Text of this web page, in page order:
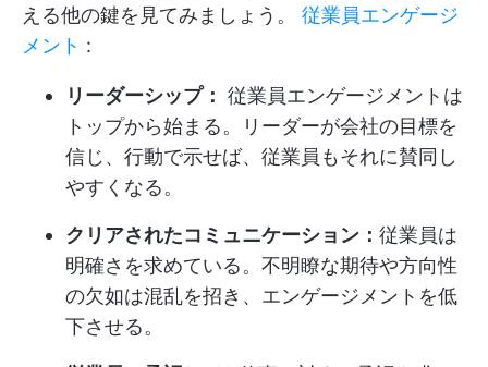
える他の鍵を見てみましょう。 従業員エンゲージ
メント :
リーダーシップ： 従業員エンゲージメントは
トップから始まる。リーダーが会社の目標を
信じ、行動で示せば、従業員もそれに賛同し
やすくなる。
クリアされたコミュニケーション： 従業員は
明確さを求めている。不明瞭な期待や方向性
の欠如は混乱を招き、エンゲージメントを低
下させる。